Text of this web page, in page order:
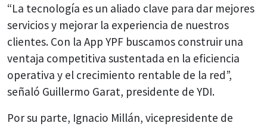
“La tecnología es un aliado clave para dar mejores
servicios y mejorar la experiencia de nuestros
clientes. Con la App YPF buscamos construir una
ventaja competitiva sustentada en la eficiencia
operativa y el crecimiento rentable de la red”,
señaló Guillermo Garat, presidente de YDI.
Por su parte, Ignacio Millán, vicepresidente de